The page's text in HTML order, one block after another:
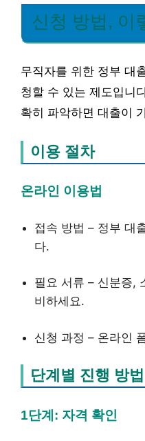
신청 방법, 이
무직자를 위한 정부 대
청할 수 있는 제도입니
확히 파악하면 대출이
이용 절차
온라인 이용법
접속 방법 – 정부 대
다.
필요 서류 – 신분증,
비하세요.
신청 과정 – 온라인
단계별 진행 방법
1단계: 자격 확인